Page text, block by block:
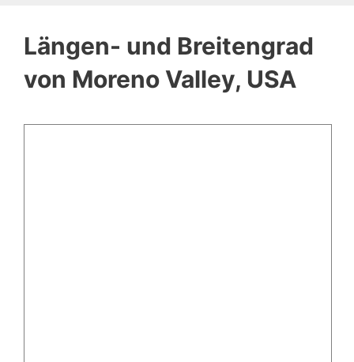
Längen- und Breitengrad
von Moreno Valley, USA